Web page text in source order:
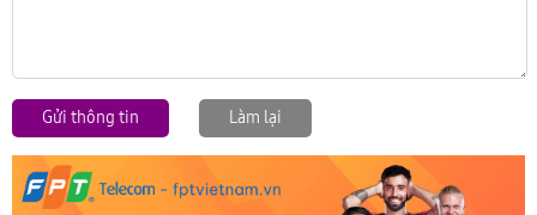
Gửi thông tin Làm lại